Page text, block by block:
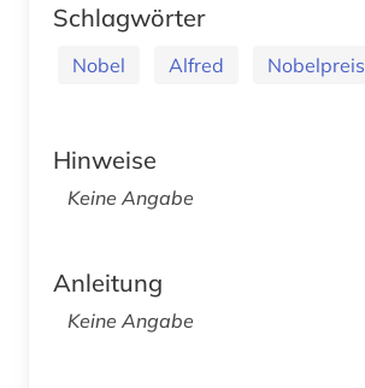
Schlagwörter
Nobel Alfred Nobelpreis
Hinweise
Keine Angabe
Anleitung
Keine Angabe